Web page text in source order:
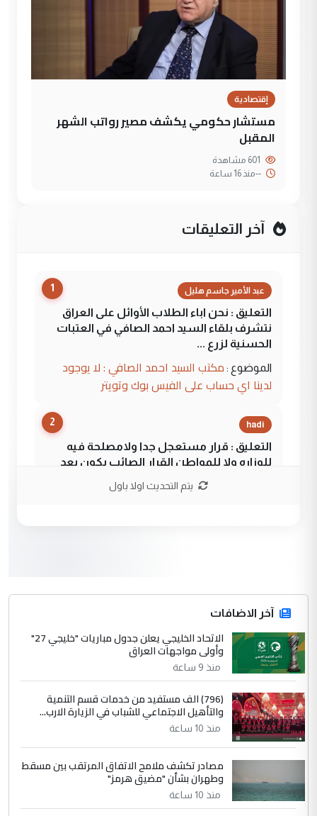
إقتصادية
مستشار حكومي يكشف مصير رواتب الشهر
المقبل
--منذ 16 ساعة
آخر التعليقات
1 عبد الأمير جاسم هليل
التعليق : نحن اباء الطلاب الأوائل على العراق
نتشرف بلقاء السيد احمد الصافي في العتبات
الحسنية لزرع ...
الموضوع : مكتب السيد احمد الصافي : لا يوجود
لدينا اي حساب على الفيس بوك وتويتر
2 hadi
التعليق : قرار مستعجل جدا ولامصلحة فيه
للوزاره ولا للمواطن القرار الصائب يكون بعد
جنسية الرافد الثالث للعراق ومن اصول عريقة
ابا فرات ...
الموضوع :
الجواهري يرد على صدام حسين سل
مضجعيك يابن الزنا (نص كامل)
سردار
التعليق : واحد من عصابة علي ماما يسقط
جنسية الرافد الثالث للعراق ومن اصول عريقة
ابا فرات ...
الجواهري يرد على صدام حسين سل
مضجعيك يابن الزنا (نص كامل)
يتم التحديث اولا باول
آخر الاضافات
الاتحاد الخليجي يعلن جدول مباريات "خليجي 27"
وأولى مواجهات العراق
منذ 9 ساعة
(796) الف مستفيد من خدمات قسم التنمية
والتأهيل الاجتماعي للشباب في الزيارة الارب...
منذ 10 ساعة
مصادر تكشف ملامح الاتفاق المرتقب بين مسقط
وطهران بشأن "مضيق هرمز"
منذ 10 ساعة